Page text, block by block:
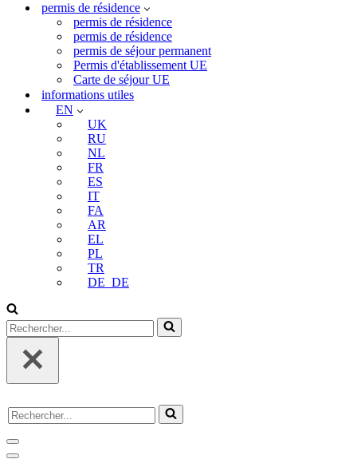
permis de résidence
permis de résidence
permis de résidence
permis de séjour permanent
Permis d'établissement UE
Carte de séjour UE
informations utiles
EN
UK
RU
NL
FR
ES
IT
FA
AR
EL
PL
TR
DE_DE
Rechercher...
Rechercher...
Menu
de
Menu